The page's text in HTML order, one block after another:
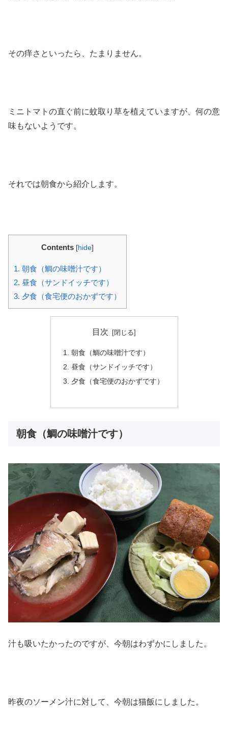
その痒さといったら、たまりません。
ミニトマトの直ぐ前に蚊取り草を植えていますが、何の意
味もないようです。
それでは朝食から紹介します。
Contents [hide]
1. 朝食（鯛の味噌汁です）
2. 昼食（サンドイッチです）
3. 夕食（食宅便のおかずです）
目次
朝食（鯛の味噌汁です）
昼食（サンドイッチです）
夕食（食宅便のおかずです）
朝食（鯛の味噌汁です）
汁も吸いたかったのですが、今朝はわずかにしました。
昨夜のソーメン汁に対して、今朝は猫飯にしました。